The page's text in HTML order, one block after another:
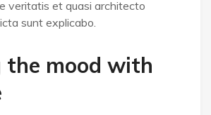
veritatis et quasi architecto
sunt explicabo.
mood with